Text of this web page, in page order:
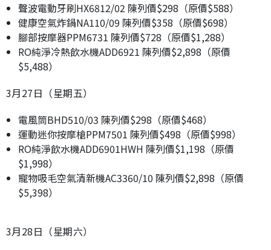
聲波電動牙刷HX6812/02 陳列價$298（原價$588）
健康空氣炸鍋NA110/09 陳列價$358（原價$698）
腳部按摩器PPM6731 陳列價$728（原價$1,288）
RO純淨冷熱飲水機ADD6921 陳列價$2,898（原價
$5,488）
3月27日（星期五）
電風筒BHD510/03 陳列價$298（原價$468）
運動迷你按摩槍PPM7501 陳列價$498（原價$998）
RO純淨飲水機ADD6901HWH 陳列價$1,198（原價
$1,998）
寵物吸毛空氣清新機AC3360/10 陳列價$2,898（原價
$5,398）
3月28日（星期六）